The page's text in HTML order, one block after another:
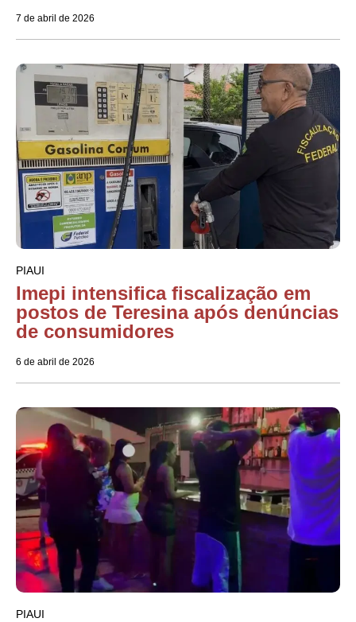
7 de abril de 2026
PIAUI
Imepi intensifica fiscalização em
postos de Teresina após denúncias
de consumidores
6 de abril de 2026
PIAUI